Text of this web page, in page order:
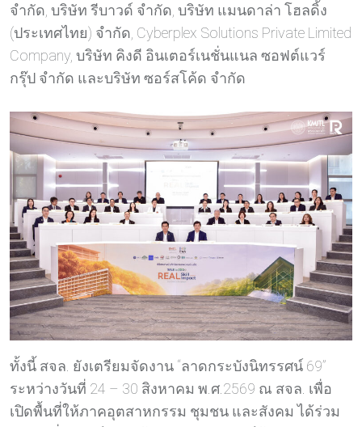
จำกัด, บริษัท รีบาวด์ จำกัด, บริษัท แมนดาล่า โฮลดิ้ง
(ประเทศไทย) จำกัด, Cyberplex Solutions Private Limited
Company, บริษัท คิงดี อินเตอร์เนชั่นแนล ซอฟต์แวร์
กรุ๊ป จำกัด และบริษัท ซอร์สโค้ด จำกัด
ทั้งนี้ สจล. ยังเตรียมจัดงาน “ลาดกระบังนิทรรศน์ 69”
ระหว่างวันที่ 24 – 30 สิงหาคม พ.ศ.2569 ณ สจล. เพื่อ
เปิดพื้นที่ให้ภาคอุตสาหกรรม ชุมชน และสังคม ได้ร่วม